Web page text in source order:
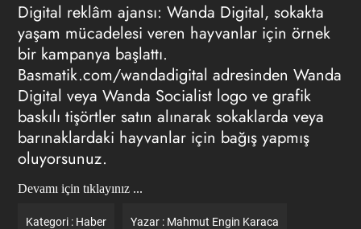
Digital reklâm ajansı: Wanda Digital, sokakta
yaşam mücadelesi veren hayvanlar için örnek
bir kampanya başlattı.
Basmatik.com/wandadigital adresinden Wanda
Digital veya Wanda Socialist logo ve grafik
baskılı tişörtler satın alınarak sokaklarda veya
barınaklardaki hayvanlar için bağış yapmış
oluyorsunuz.
Devamı için tıklayınız ...
Kategori : Haber Yazar : Mahmut Engin Karaca